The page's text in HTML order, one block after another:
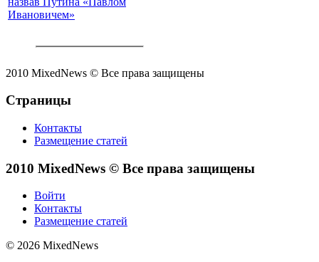
Ивановичем»
2010 MixedNews © Все права защищены
Страницы
Контакты
Размещение статей
2010 MixedNews © Все права защищены
Войти
Контакты
Размещение статей
© 2026 MixedNews